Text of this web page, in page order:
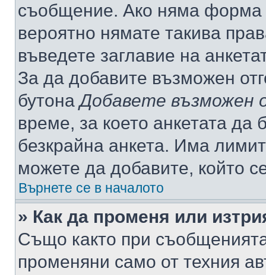
съобщение. Ако няма форма
вероятно нямате такива
въведете заглавие на
За да добавите възможен
бутонаДобавете възможен
време, за което анкетата да
безкрайна анкета. Има
можете да добавите, който
Върнете се в началото
» Как да променя или
Също както при
променяни само от техния